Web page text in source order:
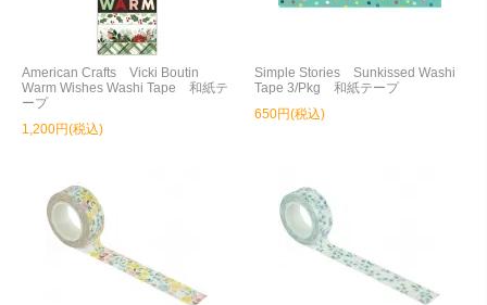
American Crafts Vicki Boutin
Warm Wishes Washi Tape 和紙テ
ープ
1,200円(税込)
Simple Stories Sunkissed Washi
Tape 3/Pkg 和紙テープ
650円(税込)